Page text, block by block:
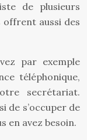
de plusieurs
offrent aussi des
par exemple
téléphonique,
secrétariat.
de s’occuper de
en avez besoin.